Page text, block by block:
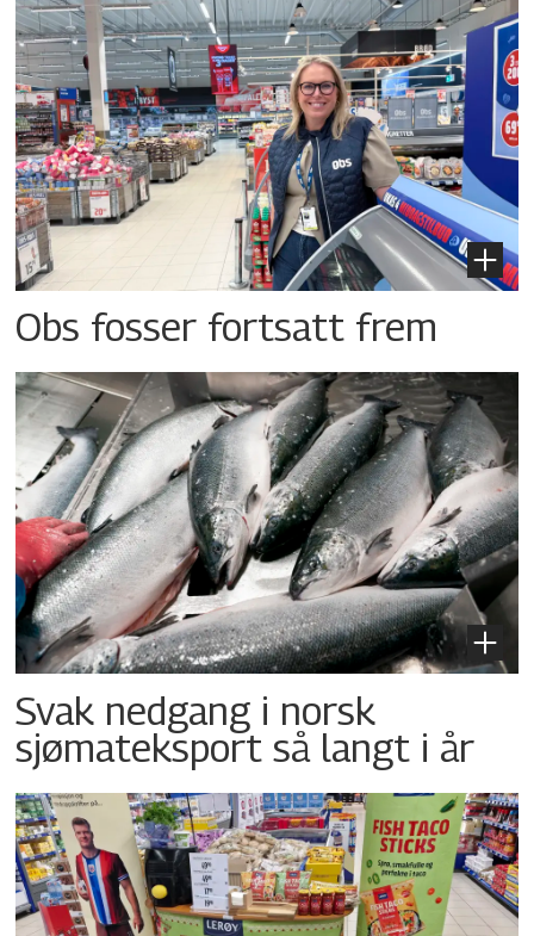
Obs fosser fortsatt frem
Svak nedgang i norsk
sjømateksport så langt i år